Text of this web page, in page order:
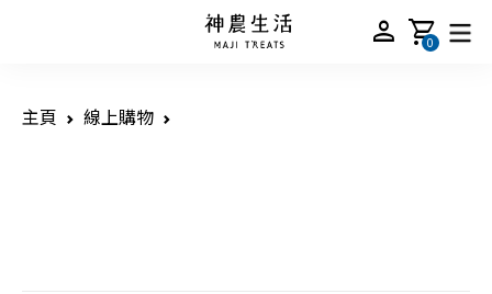
person shopping_cart
0
主頁 線上購物